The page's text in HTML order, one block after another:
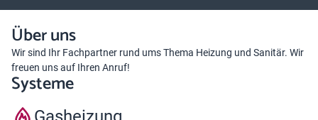
Über uns
Wir sind Ihr Fachpartner rund ums Thema Heizung und Sanitär. Wir
freuen uns auf Ihren Anruf!
Systeme